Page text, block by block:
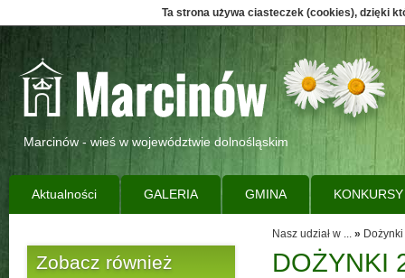
Ta strona używa ciasteczek (cookies), dzięki
Marcinów - wieś w województwie dolnośląskim
Aktualności GALERIA GMINA KONKURSY
Zobacz również DOŻYNKI
Nasz udział w ...»